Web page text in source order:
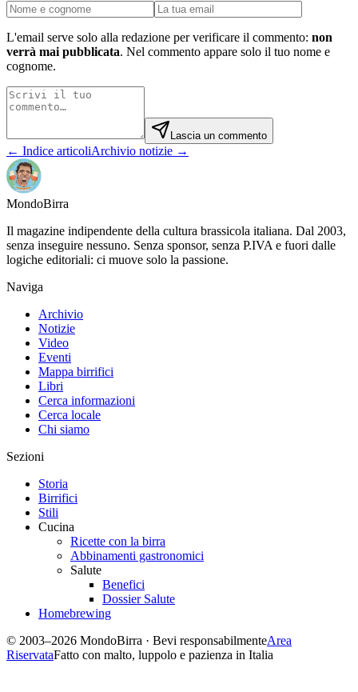
L'email serve solo alla redazione per verificare il commento: non
verrà mai pubblicata. Nel commento appare solo il tuo nome e
cognome.
Lascia un commento
← Indice articoliArchivio notizie →
MondoBirra
Il magazine indipendente della cultura brassicola italiana. Dal 2003,
senza inseguire nessuno. Senza sponsor, senza P.IVA e fuori dalle
logiche editoriali: ci muove solo la passione.
Naviga
Archivio
Notizie
Video
Eventi
Mappa birrifici
Libri
Cerca informazioni
Cerca locale
Chi siamo
Sezioni
Storia
Birrifici
Stili
Cucina
Ricette con la birra
Abbinamenti gastronomici
Salute
Benefici
Dossier Salute
Homebrewing
© 2003–2026 MondoBirra · Bevi responsabilmenteArea
RiservataFatto con malto, luppolo e pazienza in Italia